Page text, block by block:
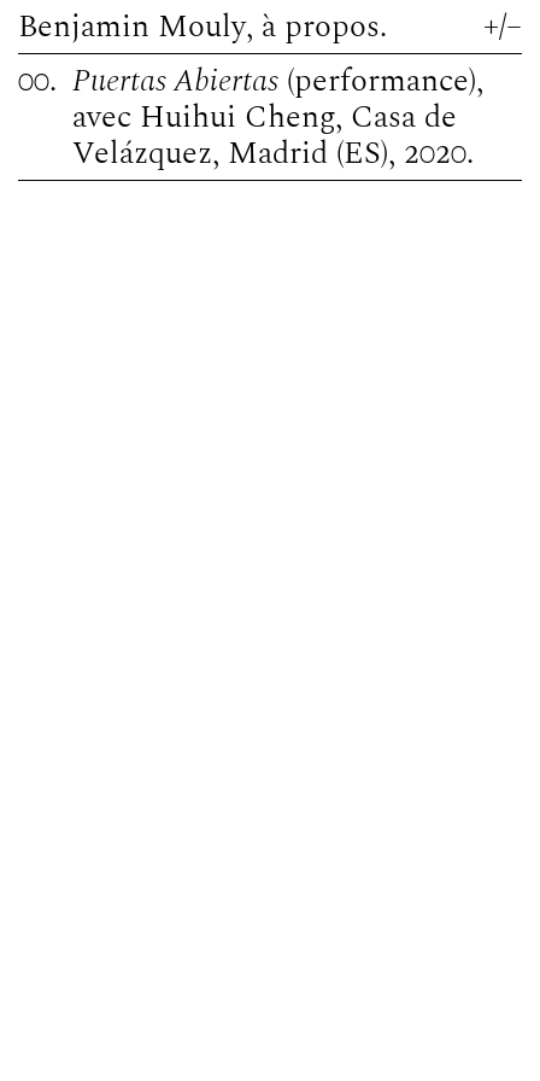
Benjamin Mouly, à propos. +/–
00. Puertas Abiertas (performance),
avec Huihui Cheng, Casa de
Velázquez, Madrid (ES), 2020.